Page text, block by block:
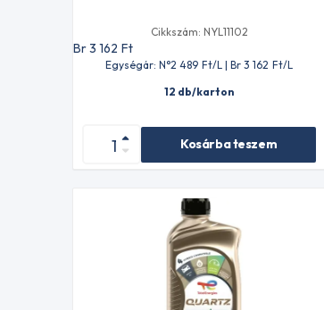
Cikkszám: NYL11102
Br 3 162 Ft
Egységár: N°2 489 Ft/L | Br 3 162 Ft/L
12 db/karton
Kosárba teszem